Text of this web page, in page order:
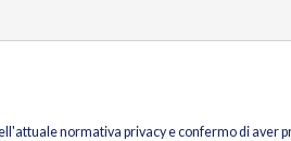
normativa privacy e confermo di aver